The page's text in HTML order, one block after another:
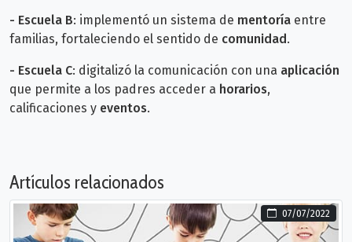
- Escuela B: implementó un sistema de mentoría entre
familias, fortaleciendo el sentido de comunidad .
- Escuela C: digitalizó la comunicación con una aplicación
que permite a los padres acceder a horarios,
calificaciones y eventos.
Artículos relacionados
07/07/2022